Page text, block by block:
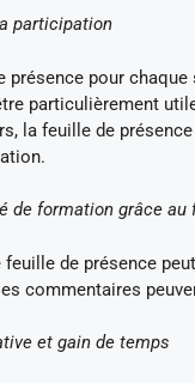
participation
présence pour
particulièrement
la feuille de
de formation grâce au
feuille de présence
commentaires
et gain de temps